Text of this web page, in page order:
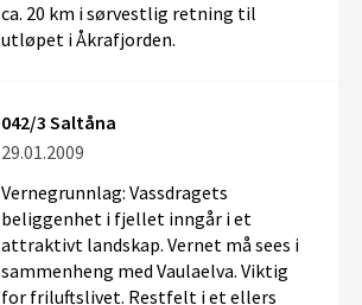
ca. 20 km i sørvestlig retning til
utløpet i Åkrafjorden.
042/3 Saltåna
29.01.2009
Vernegrunnlag: Vassdragets
beliggenhet i fjellet inngår i et
attraktivt landskap. Vernet må sees i
sammenheng med Vaulaelva. Viktig
for friluftslivet. Restfelt i et ellers